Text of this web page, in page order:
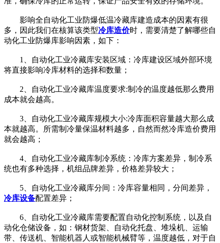
影响全自动化工业防爆低温冷藏库建造成本的因素有很
多，因此我们在核算该类型冷库造价时，需要清楚了解哪些自
动化工业防爆库影响因素，如下：
1、自动化工业冷藏库安装区域：冷库建设区域外部环境
将直接影响冷库材料的选择和数量；
2、自动化工业冷藏库温度要求:制冷的温度越低那么费用
成本就会越高。
3、自动化工业冷藏库规模大小:冷库面积容量越大那么成
本就越高。所需制冷量保温材料越多，自然而然冷库造价费用
就会越高；
4、自动化工业冷藏库制冷系统：冷库方案差异，制冷系
统也有多种选择，机组品牌差异，价格差异较大；
5、自动化工业冷藏库分间：冷库容量相同，分间差异，
冷库设备配置差异；
6、自动化工业冷藏库需要配置自动化控制系统，以及自
动化仓储设备，如：钢材货架、自动化托盘、堆垛机、运输
带、传送机、智能机器人或智能机械臂等，温度越低，对于自